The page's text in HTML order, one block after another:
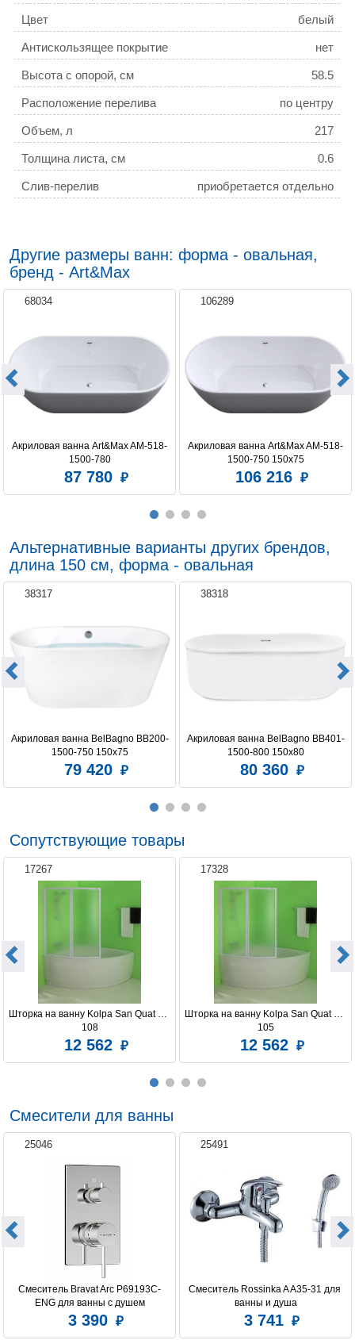
Цвет белый
Антискользящее покрытие нет
Высота с опорой, см 58.5
Расположение перелива по центру
Объем, л 217
Толщина листа, см 0.6
Слив-перелив приобретается отдельно
Другие размеры ванн: форма - овальная,
бренд - Art&Max
68034
Акриловая ванна Art&Max AM-518-
1500-780
87 780
106289
Акриловая ванна Art&Max AM-518-
1500-750 150x75
106 216
Альтернативные варианты других брендов,
длина 150 см, форма - овальная
38317
Акриловая ванна BelBagno BB200-
1500-750 150x75
79 420
38318
Акриловая ванна BelBagno BB401-
1500-800 150x80
80 360
Сопутствующие товары
17267
Шторка на ванну Kolpa San Quat TP
108
12 562
17328
Шторка на ванну Kolpa San Quat TP
105
12 562
Смесители для ванны
25046
Смеситель Bravat Arc P69193C-
ENG для ванны с душем
3 390
25491
Смеситель Rossinka A A35-31 для
ванны и душа
3 741